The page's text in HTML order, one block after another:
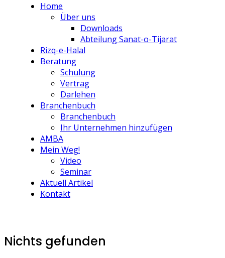
Home
Über uns
Downloads
Abteilung Sanat-o-Tijarat
Rizq-e-Halal
Beratung
Schulung
Vertrag
Darlehen
Branchenbuch
Branchenbuch
Ihr Unternehmen hinzufügen
AMBA
Mein Weg!
Video
Seminar
Aktuell Artikel
Kontakt
Nichts gefunden